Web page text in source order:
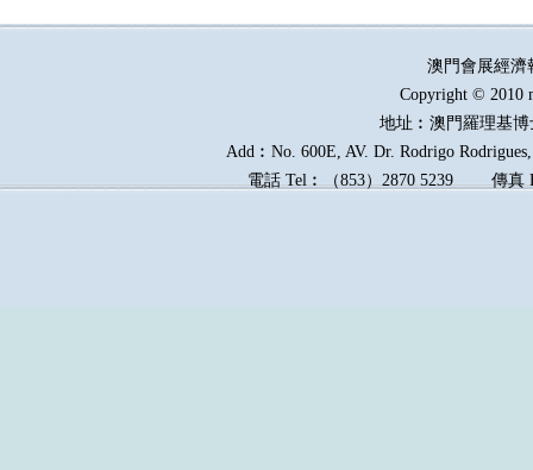
澳門會展經
Copyright © 2010
地址︰澳門羅理基
Add︰No. 600E, AV. Dr. Rodrigo
電話 Tel︰（853）2870 5239傳真